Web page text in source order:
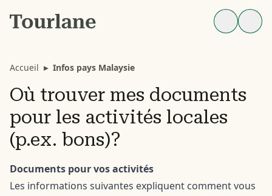
Accueil ▸ Infos pays Malaysie
Où trouver mes documents
pour les activités locales
(p.ex. bons)?
Documents pour vos activités
Les informations suivantes expliquent comment vous